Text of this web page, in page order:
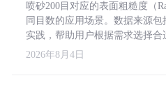
喷砂200目对应的表面粗糙度（
同目数的应用场景。数据来源包
实践，帮助用户根据需求选择合
2026年8月4日